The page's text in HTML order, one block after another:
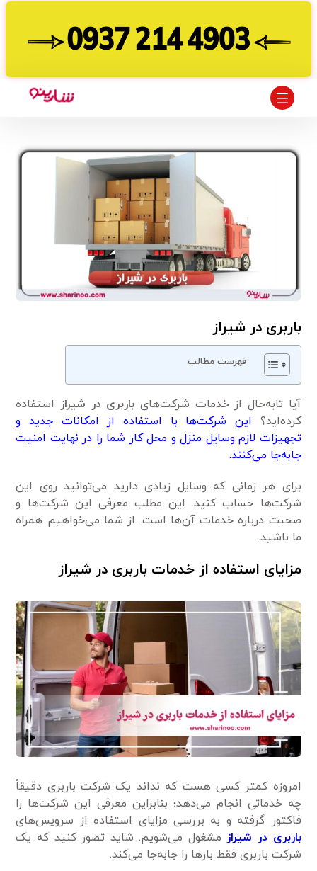
باربری در شیراز
فهرست مطالب
آیا تابه‌حال از خدمات شرکت‌های باربری در شیراز استفاده
کرده‌اید؟ این شرکت‌ها با استفاده از امکانات جدید و
تجهیزات لازم وسایل منزل و محل کار شما را در نهایت امنیت
جابه‌جا می‌کنند.
برای هر زمانی که وسایل زیادی دارید می‌توانید روی این
شرکت‌ها حساب کنید. این مطلب معرفی این شرکت‌ها و
صحبت درباره خدمات آن‌ها است. از شما می‌خواهیم همراه
ما باشید.
مزایای استفاده از خدمات باربری در شیراز
امروزه کمتر کسی هست که نداند یک شرکت باربری دقیقاً
چه خدماتی انجام می‌دهد؛ بنابراین معرفی این شرکت‌ها را
فاکتور گرفته و به بررسی مزایای استفاده از سرویس‌های
باربری در شیرازمشغول می‌شویم. شاید تصور کنید که یک
شرکت باربری فقط بارها را جابه‌جا می‌کند.